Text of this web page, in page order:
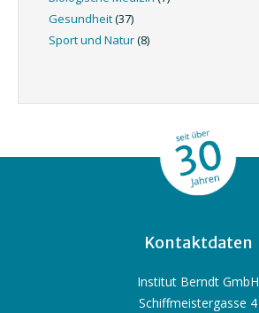
Gesundheit(37)
Sport und Natur(8)
Kontaktdaten
Institut Berndt GmbH
Schiffmeistergasse 4